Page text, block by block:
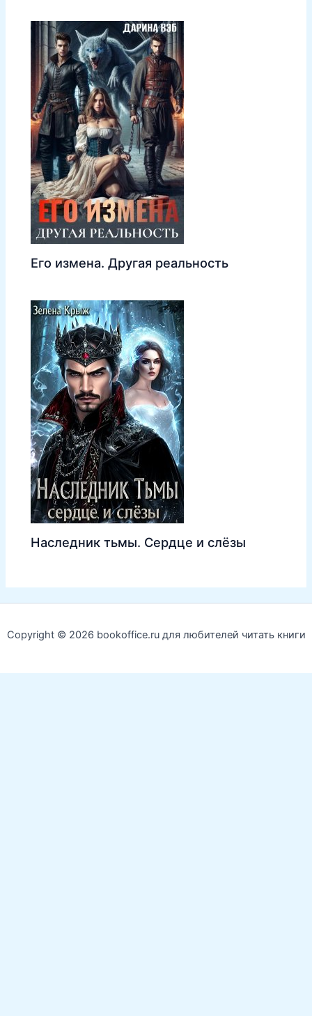
Его измена. Другая реальность
Наследник тьмы. Сердце и слёзы
Copyright © 2026 bookoffice.ru для любителей читать книги